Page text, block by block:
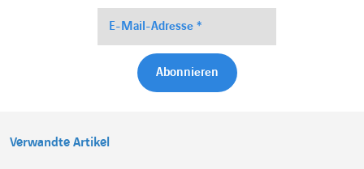
Verwandte Artikel